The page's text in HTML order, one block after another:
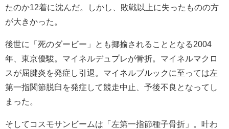
たのか12着に沈んだ。しかし、敗戦以上に失ったものの方
が大きかった。
後世に「死のダービー」とも揶揄されることとなる2004
年、東京優駿。マイネルデュプレが骨折。マイネルマクロ
スが屈腱炎を発症し引退。マイネルブルックに至っては左
第一指関節脱臼を発症して競走中止、予後不良となってし
まった。
そしてコスモサンビームは「左第一指節種子骨折」。叶わ